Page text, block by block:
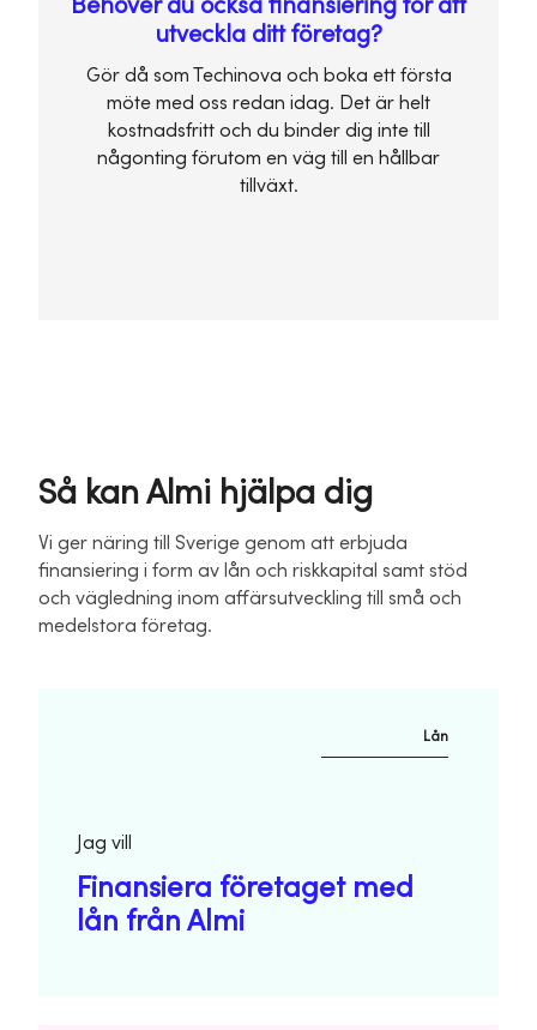
Behöver du också finansiering för att
utveckla ditt företag?
Gör då som Techinova och boka ett första
möte med oss redan idag. Det är helt
kostnadsfritt och du binder dig inte till
någonting förutom en väg till en hållbar
tillväxt.
Så kan Almi hjälpa dig
Vi ger näring till Sverige genom att erbjuda
finansiering i form av lån och riskkapital samt stöd
och vägledning inom affärsutveckling till små och
medelstora företag.
Lån
Jag vill
Finansiera företaget med
lån från Almi